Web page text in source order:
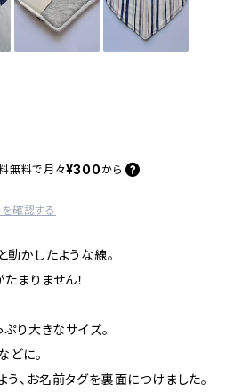
無料で 月々¥300 から
確認する
かしたような線。
まりません！
り大きなサイズ。
どに。
、お名前タグを裏面につけました。